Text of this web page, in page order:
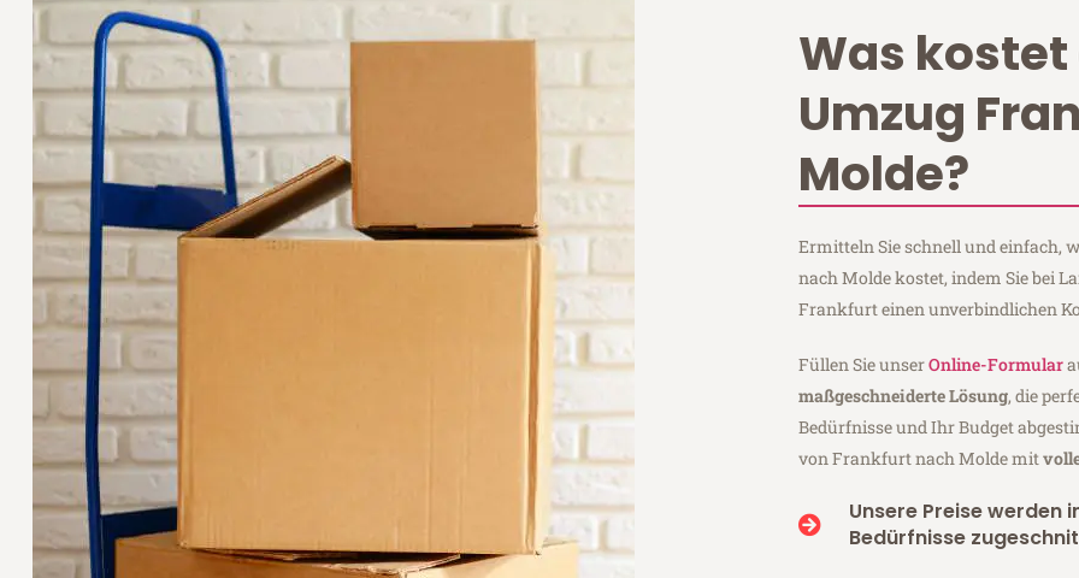
Was kostet
Umzug
Molde?
Ermitteln Sie schnell und einfach,
nach Molde kostet, indem Sie bei
Frankfurt einen unverbindlichen
Füllen Sie unserOnline-Formular
maßgeschneiderte Lösung, die
Bedürfnisse und Ihr Budget
von Frankfurt nach Molde mit
Unsere Preise werden
Bedürfnisse